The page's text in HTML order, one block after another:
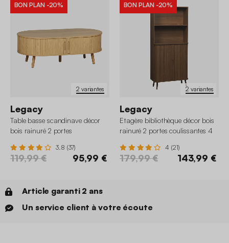
2 variantes
BON PLAN -20%
Legacy
Table basse scandinave décor
bois rainuré 2 portes
3.8 (37)
119,99 € 95,99 €
2 variantes
BON PLAN -20%
Legacy
Etagère bibliothèque décor bois
rainuré 2 portes coulissantes 4
4 (21)
179,99 € 143,99 €
Article garanti 2 ans
Un service client à votre écoute